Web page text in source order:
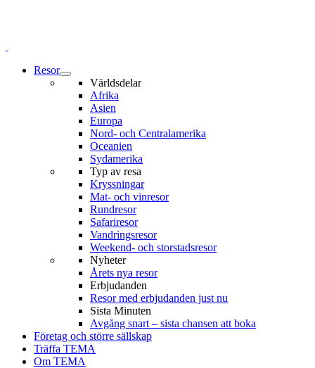
Resor
Världsdelar
Afrika
Asien
Europa
Nord- och Centralamerika
Oceanien
Sydamerika
Typ av resa
Kryssningar
Mat- och vinresor
Rundresor
Safariresor
Vandringsresor
Weekend- och storstadsresor
Nyheter
Årets nya resor
Erbjudanden
Resor med erbjudanden just nu
Sista Minuten
Avgång snart – sista chansen att boka
Företag och större sällskap
Träffa TEMA
Om TEMA